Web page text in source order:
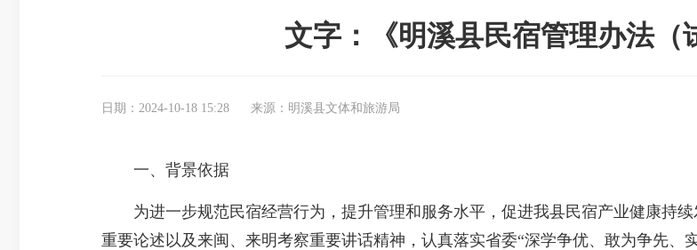
文字：《明溪县民宿管理办法（
日期：2024-10-18 15:28 来源：明溪县文体和旅游局
一、背景依据
为进一步规范民宿经营行为，提升管理和服务水平，促进我县民宿产业健康持续
重要论述以及来闽、来明考察重要讲话精神，认真落实省委“深学争优、敢为争先、